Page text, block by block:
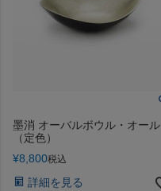
墨消 オーバルボウル・オール
（定色）
¥8,800税込
詳細を見る